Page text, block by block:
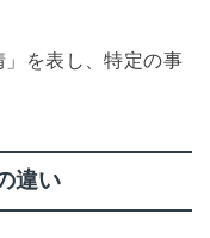
」を表し、特定の事
違い